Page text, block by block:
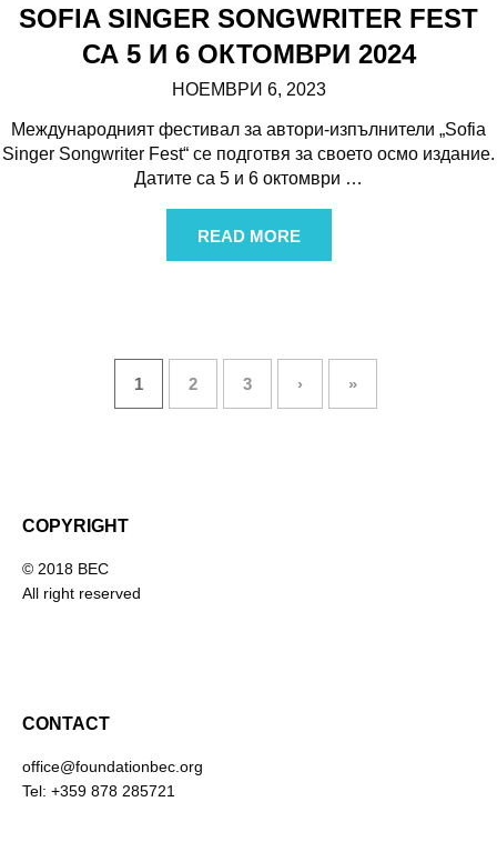
SOFIA SINGER SONGWRITER FEST
СА 5 И 6 ОКТОМВРИ 2024
НОЕМВРИ 6, 2023
Международният фестивал за автори-изпълнители „Sofia
Singer Songwriter Fest“ се подготвя за своето осмо издание.
Датите са 5 и 6 октомври …
READ MORE
1 2 3 › »
COPYRIGHT
© 2018 BEC
All right reserved
CONTACT
office@foundationbec.org
Tel: +359 878 285721